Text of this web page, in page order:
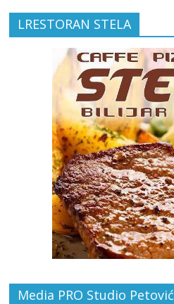
LRESTORAN STELA
Media PRO Studio Petović